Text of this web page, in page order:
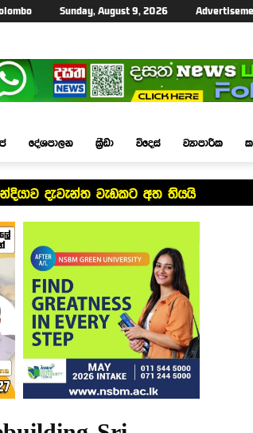
Sunday, August 9, 2026
දේශපාලන ක්‍රීඩා විදෙස් ව්‍යාපාරික
දැවැන්ත වැඩකට අත තියයි